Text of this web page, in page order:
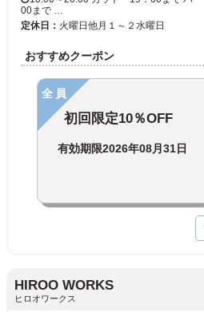
00まで …
定休日： 火曜日他月１～２水曜日
おすすめクーポン
全員
初回限定10％OFF
有効期限2026年08月31日
HIROO WORKS
ヒロオワークス